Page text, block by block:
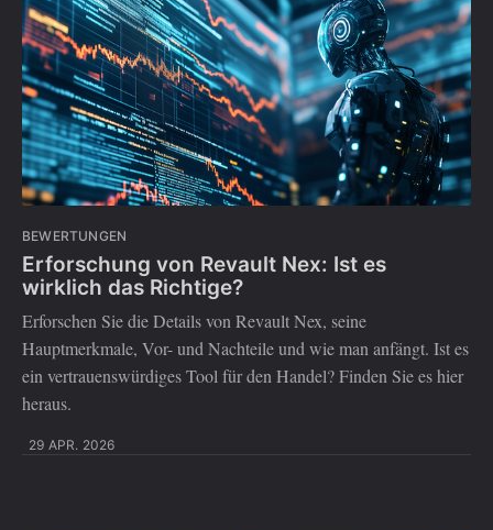
BEWERTUNGEN
Erforschung von Revault Nex: Ist es
wirklich das Richtige?
Erforschen Sie die Details von Revault Nex, seine
Hauptmerkmale, Vor- und Nachteile und wie man anfängt. Ist es
ein vertrauenswürdiges Tool für den Handel? Finden Sie es hier
heraus.
29 APR. 2026